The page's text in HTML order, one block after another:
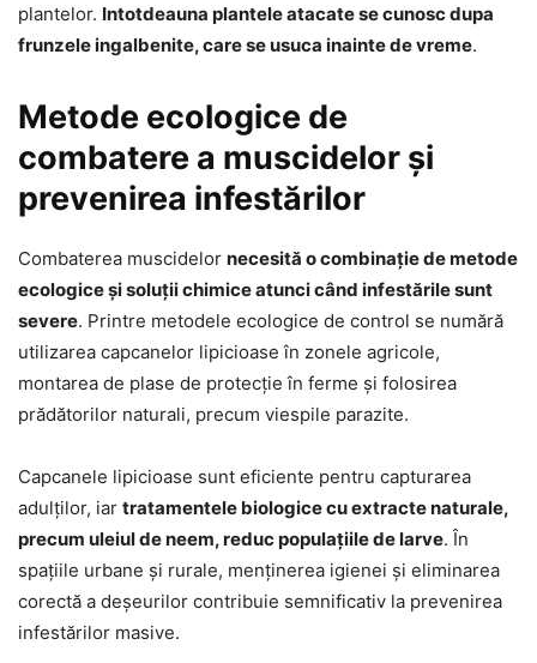
plantelor. Intotdeauna plantele atacate se cunosc dupa
frunzele ingalbenite, care se usuca inainte de vreme.
Metode ecologice de
combatere a muscidelor și
prevenirea infestărilor
Combaterea muscidelor necesită o combinație de metode
ecologice și soluții chimice atunci când infestările sunt
severe. Printre metodele ecologice de control se numără
utilizarea capcanelor lipicioase în zonele agricole,
montarea de plase de protecție în ferme și folosirea
prădătorilor naturali, precum viespile parazite.
Capcanele lipicioase sunt eficiente pentru capturarea
adulților, iar tratamentele biologice cu extracte naturale,
precum uleiul de neem, reduc populațiile de larve. În
spațiile urbane și rurale, menținerea igienei și eliminarea
corectă a deșeurilor contribuie semnificativ la prevenirea
infestărilor masive.